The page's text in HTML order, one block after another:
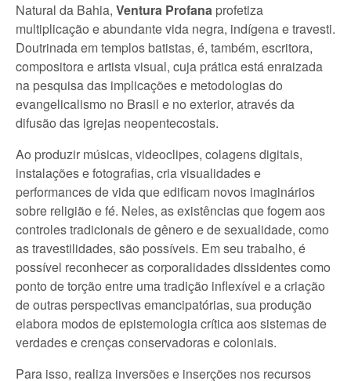
Natural da Bahia, Ventura Profana profetiza
multiplicação e abundante vida negra, indígena e travesti.
Doutrinada em templos batistas, é, também, escritora,
compositora e artista visual, cuja prática está enraizada
na pesquisa das implicações e metodologias do
evangelicalismo no Brasil e no exterior, através da
difusão das igrejas neopentecostais.
Ao produzir músicas, videoclipes, colagens digitais,
instalações e fotografias, cria visualidades e
performances de vida que edificam novos imaginários
sobre religião e fé. Neles, as existências que fogem aos
controles tradicionais de gênero e de sexualidade, como
as travestilidades, são possíveis. Em seu trabalho, é
possível reconhecer as corporalidades dissidentes como
ponto de torção entre uma tradição inflexível e a criação
de outras perspectivas emancipatórias, sua produção
elabora modos de epistemologia crítica aos sistemas de
verdades e crenças conservadoras e coloniais.
Para isso, realiza inversões e inserções nos recursos